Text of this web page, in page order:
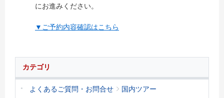
にお進みください。
▼ご予約内容確認はこちら
カテゴリ
よくあるご質問・お問合せ
国内ツアー